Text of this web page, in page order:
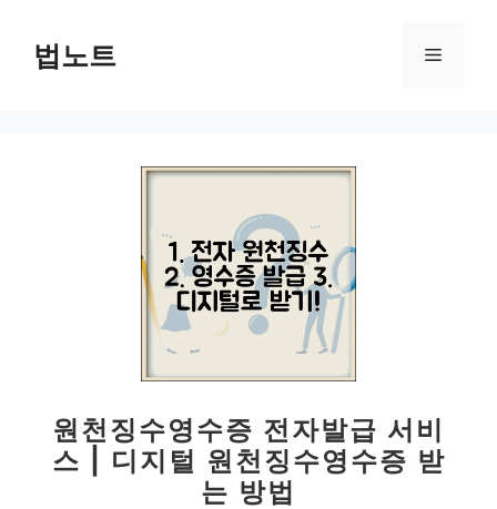
법노트 메
원천징수영수증 전자발급 서비
스 | 디지털 원천징수영수증 받
는 방법